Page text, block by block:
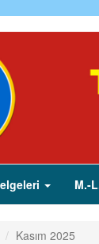
M.-
Kasım 2025